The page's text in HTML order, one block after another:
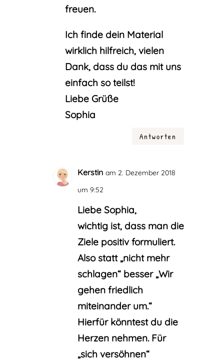
freuen.
Ich finde dein Material
wirklich hilfreich, vielen
Dank, dass du das mit uns
einfach so teilst!
Liebe Grüße
Sophia
Antworten
Kerstin am 2. Dezember 2018
um 9:52
Liebe Sophia,
wichtig ist, dass man die
Ziele positiv formuliert.
Also statt „nicht mehr
schlagen“ besser „Wir
gehen friedlich
miteinander um.“
Hierfür könntest du die
Herzen nehmen. Für
„sich versöhnen“